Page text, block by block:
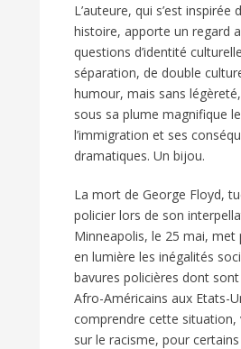
L’auteure, qui s’est inspirée
histoire, apporte un regard
questions d’identité
séparation, de double
humour, mais sans
sous sa plume magnifique
l’immigration et ses
dramatiques. Un bijou.
La mort de George Floyd,
policier lors de son
Minneapolis, le 25 mai, met
en lumière les inégalités
bavures policières dont
Afro-Américains aux Etats-
comprendre cette situation,
sur le racisme, pour